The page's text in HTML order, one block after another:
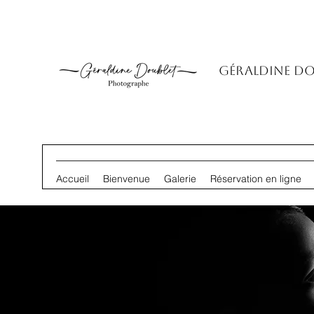
Géraldine
Accueil Bienvenue Galerie Réservation en ligne